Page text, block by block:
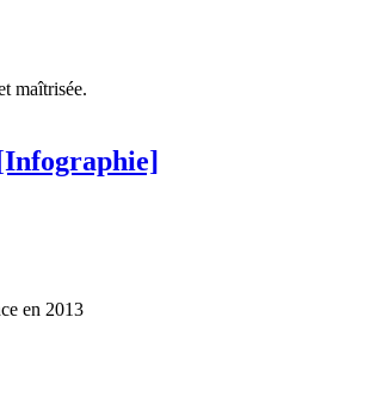
maîtrisée.
en 2013